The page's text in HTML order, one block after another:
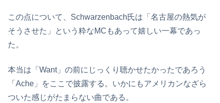
この点について、Schwarzenbach氏は「名古屋の熱気が
そうさせた」という粋なMCもあって嬉しい一幕であっ
た。
本当は「Want」の前にじっくり聴かせたかったであろう
「Ache」をここで披露する。いかにもアメリカンなざら
ついた感じがたまらない曲である。